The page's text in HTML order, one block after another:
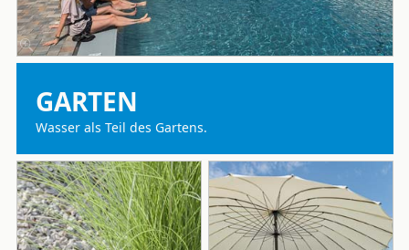
GARTEN
Wasser als Teil des Gartens.